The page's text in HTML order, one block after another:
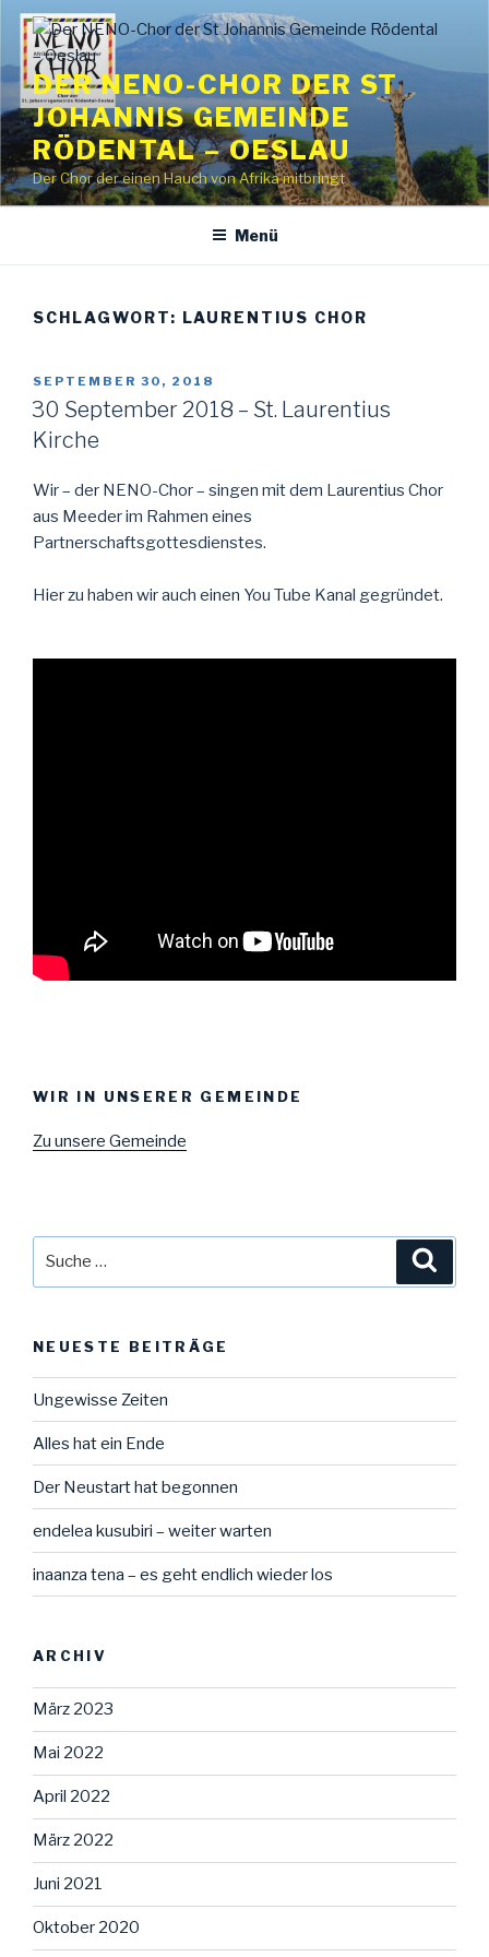
Zum
Inhalt
springen
DER NENO-CHOR DER ST
JOHANNIS GEMEINDE
RÖDENTAL – OESLAU
Der Chor der einen Hauch von Afrika mitbringt
Menü
SCHLAGWORT: LAURENTIUS CHOR
VERÖFFENTLICHT
AM
SEPTEMBER 30, 2018
30 September 2018 – St. Laurentius
Kirche
Wir – der NENO-Chor – singen mit dem Laurentius Chor
aus Meeder im Rahmen eines
Partnerschaftsgottesdienstes.
Hier zu haben wir auch einen You Tube Kanal gegründet.
WIR IN UNSERER GEMEINDE
Zu unsere Gemeinde
NEUESTE BEITRÄGE
Ungewisse Zeiten
Alles hat ein Ende
Der Neustart hat begonnen
endelea kusubiri – weiter warten
inaanza tena – es geht endlich wieder los
ARCHIV
März 2023
Mai 2022
April 2022
März 2022
Juni 2021
Oktober 2020